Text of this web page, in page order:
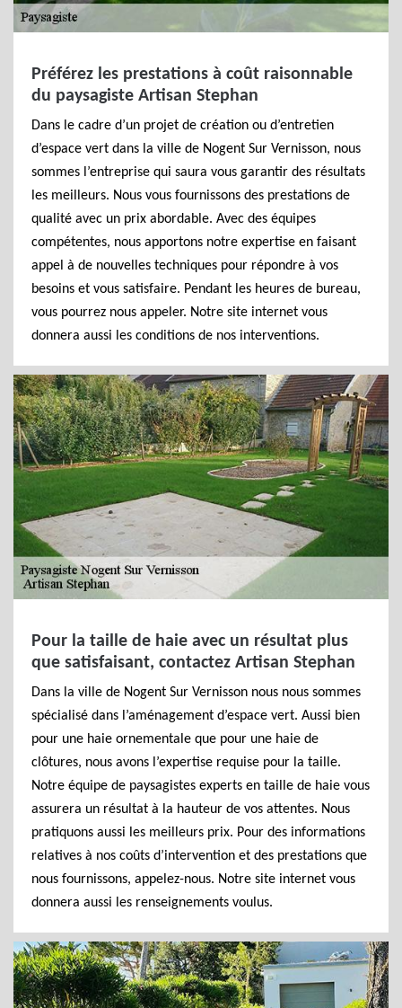
Préférez les prestations à coût raisonnable
du paysagiste Artisan Stephan
Dans le cadre d’un projet de création ou d’entretien
d’espace vert dans la ville de Nogent Sur Vernisson, nous
sommes l’entreprise qui saura vous garantir des résultats
les meilleurs. Nous vous fournissons des prestations de
qualité avec un prix abordable. Avec des équipes
compétentes, nous apportons notre expertise en faisant
appel à de nouvelles techniques pour répondre à vos
besoins et vous satisfaire. Pendant les heures de bureau,
vous pourrez nous appeler. Notre site internet vous
donnera aussi les conditions de nos interventions.
Pour la taille de haie avec un résultat plus
que satisfaisant, contactez Artisan Stephan
Dans la ville de Nogent Sur Vernisson nous nous sommes
spécialisé dans l’aménagement d’espace vert. Aussi bien
pour une haie ornementale que pour une haie de
clôtures, nous avons l’expertise requise pour la taille.
Notre équipe de paysagistes experts en taille de haie vous
assurera un résultat à la hauteur de vos attentes. Nous
pratiquons aussi les meilleurs prix. Pour des informations
relatives à nos coûts d’intervention et des prestations que
nous fournissons, appelez-nous. Notre site internet vous
donnera aussi les renseignements voulus.